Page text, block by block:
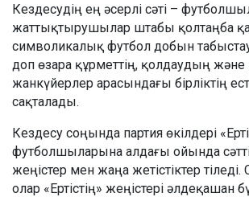
Кездесудің ең әсерлі сәті –
жаттықтырушылар штабы қолтаңба
символикалық футбол добын
доп өзара құрметтің, қолдаудың
жанкүйерлер арасындағы бірліктің
сақталады.
Кездесу соңында партия өкілдері
футболшыларына алдағы ойында
жеңістер мен жаңа жетістіктер
олар «Ертістің» жеңістері әлдеқашан